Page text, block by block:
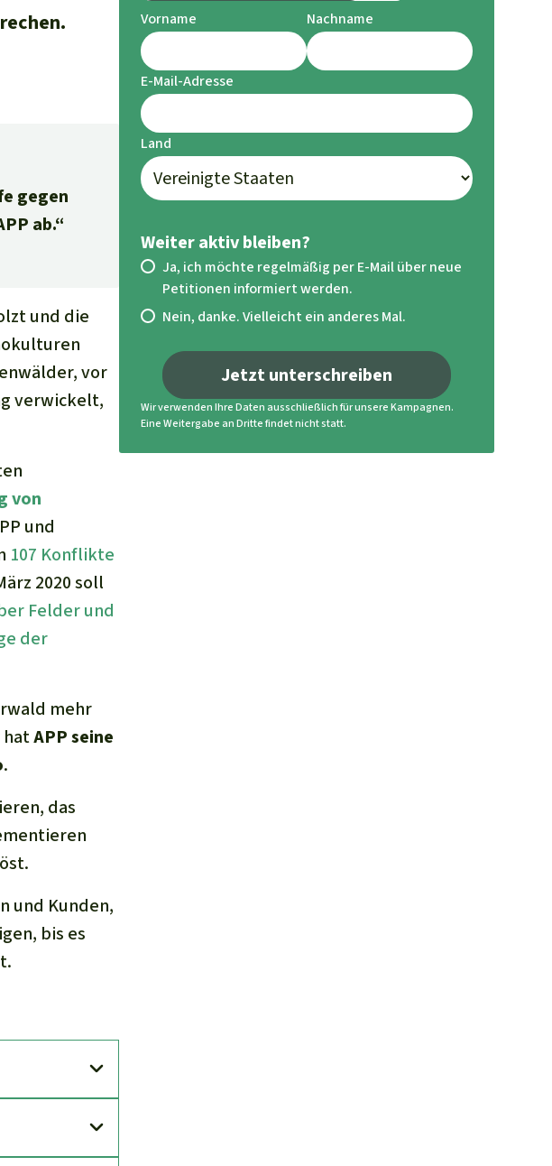
gegen
ab.“
und die
vor
verwickelt,
von
und
107 Konflikte
2020 soll
Felder und
der
mehr
hatAPP seine
.
das
und Kunden,
bis es
Vorname Nachname
E-Mail-Adresse
Land
Weiter aktiv bleiben?
Ja, ich möchte regelmäßig per E-Mail über neue
Petitionen informiert werden.
Nein, danke. Vielleicht ein anderes Mal.
Jetzt unterschreiben
Wir verwenden Ihre Daten ausschließlich für unsere Kampagnen.
Eine Weitergabe an Dritte findet nicht statt.